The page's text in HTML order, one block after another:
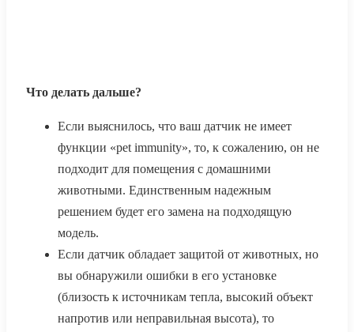
Что делать дальше?
Если выяснилось, что ваш датчик не имеет
функции «pet immunity», то, к сожалению, он не
подходит для помещения с домашними
животными. Единственным надежным
решением будет его замена на подходящую
модель.
Если датчик обладает защитой от животных, но
вы обнаружили ошибки в его установке
(близость к источникам тепла, высокий объект
напротив или неправильная высота), то